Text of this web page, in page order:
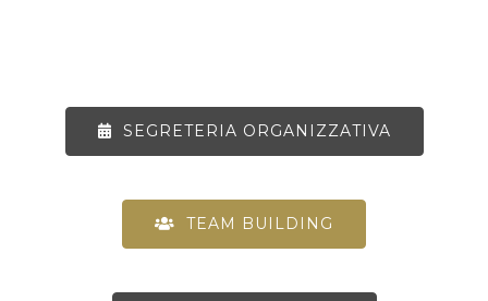
SEGRETERIA ORGANIZZATIVA
TEAM BUILDING